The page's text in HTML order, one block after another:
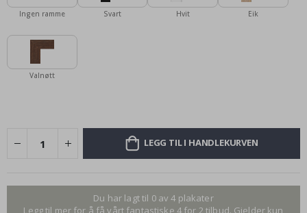
Ingen ramme Svart Hvit Eik
Valnøtt
LEGG TIL I HANDLEKURVEN
Du har lagt til 0 av 4 plakater
Legg til mer for å få vårt fantastiske 4 for 2 tilbud. Gjelder kun